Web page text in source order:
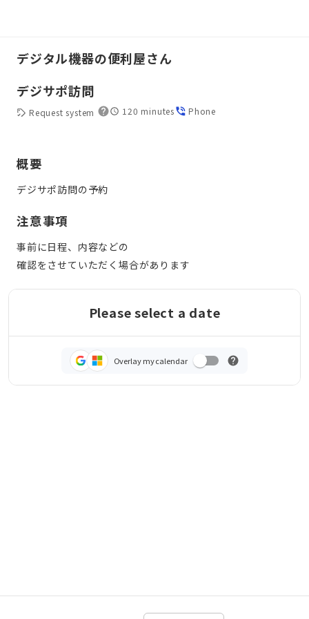
デジタル機器の便利屋さん
デジサポ訪問
Request system 120 minutes Phone
概要
デジサポ訪問の予約
注意事項
事前に日程、内容などの
確認をさせていただく場合があります
Please select a date
Overlay my calendar